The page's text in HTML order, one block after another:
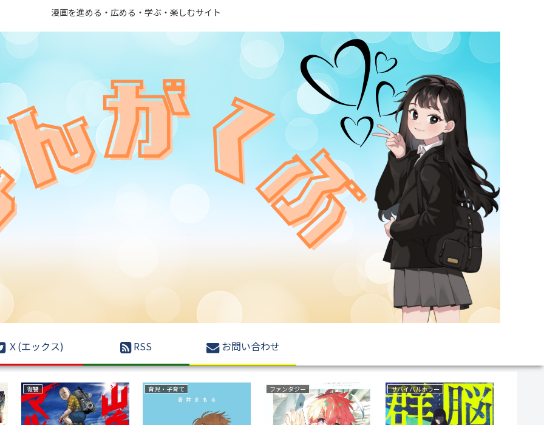
漫画を進める・広める・学ぶ・楽しむサイト
Ｘ(エックス) RSS お問い合わせ
復讐 育児・子育て ファンタジー サバイバルホラー